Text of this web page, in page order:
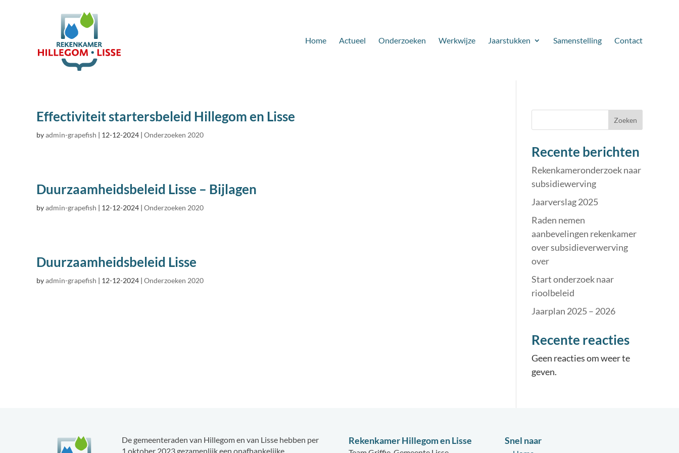
Home Actueel Onderzoeken Werkwijze Jaarstukken Samenstelling Contact
Effectiviteit startersbeleid Hillegom en Lisse
byadmin-grapefish | 12-12-2024 | Onderzoeken 2020
Duurzaamheidsbeleid Lisse – Bijlagen
byadmin-grapefish | 12-12-2024 | Onderzoeken 2020
Duurzaamheidsbeleid Lisse
byadmin-grapefish | 12-12-2024 | Onderzoeken 2020
Zoeken
Recente berichten
Rekenkameronderzoek naar
subsidiewerving
Jaarverslag 2025
Raden nemen
aanbevelingen rekenkamer
over subsidieverwerving
over
Start onderzoek naar
rioolbeleid
Jaarplan 2025 – 2026
Recente reacties
Geen reacties om weer te
geven.
De gemeenteraden van Hillegom en van Lisse hebben per
1 oktober 2023 gezamenlijk een onafhankelijke
Rekenkamer Hillegom en Lisse Snel naar